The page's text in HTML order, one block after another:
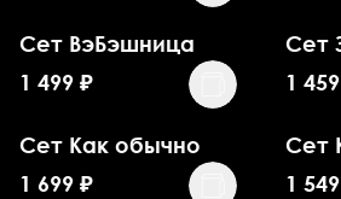
Сет ВэБэшница
1 499 ₽
Сет
1 459
Сет Как обычно
1 699 ₽
Сет
1 549